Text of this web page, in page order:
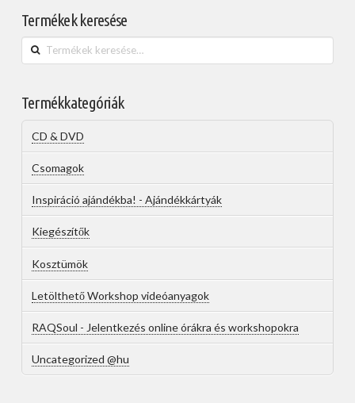
Termékek keresése
Keresés
a
Termékkategóriák
CD & DVD
Csomagok
Inspiráció ajándékba! - Ajándékkártyák
Kiegészítők
Kosztümök
Letölthető Workshop videóanyagok
RAQSoul - Jelentkezés online órákra és workshopokra
Uncategorized @hu